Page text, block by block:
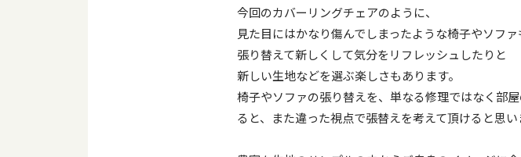
今回のカバーリングチェアのように、
見た目にはかなり傷んでしまったような椅子やソフ
張り替えて新しくして気分をリフレッシュしたりと
新しい生地などを選ぶ楽しさもあります。
椅子やソファの張り替えを、単なる修理ではなく部
ると、また違った視点で張替えを考えて頂けると思い